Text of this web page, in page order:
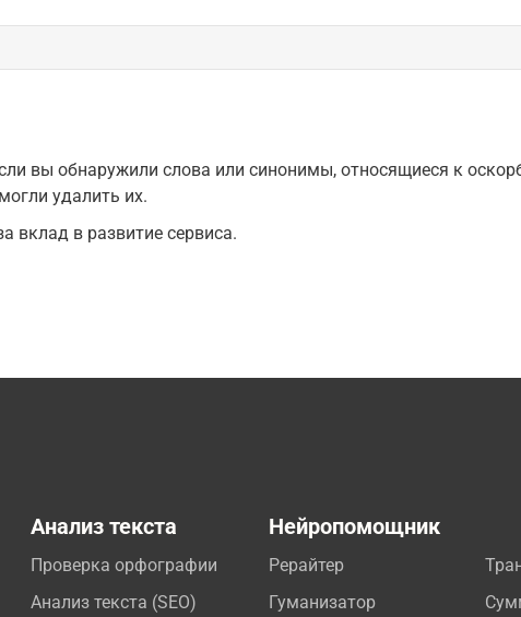
вы обнаружили слова или синонимы, относящиеся к
удалить их.
вклад в развитие сервиса.
Анализ текста
Проверка орфографии
Анализ текста (SEO)
Нейропомощник
Рерайтер
Гуманизатор